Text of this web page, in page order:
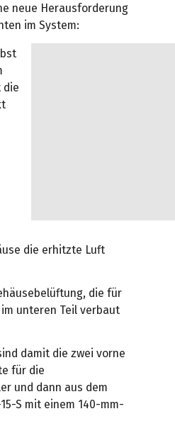
neue Herausforderung
im System:
die
die erhitzte Luft
die für
unteren Teil verbaut
damit die zwei vorne
für die
und dann aus dem
S mit einem 140-mm-